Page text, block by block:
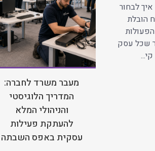
לבחור
הובלת
שכל עסק
מעבר משרד לחברה:
המדריך הלוגיסטי
והניהולי המלא
להעתקת פעילות
עסקית באפס השבתה